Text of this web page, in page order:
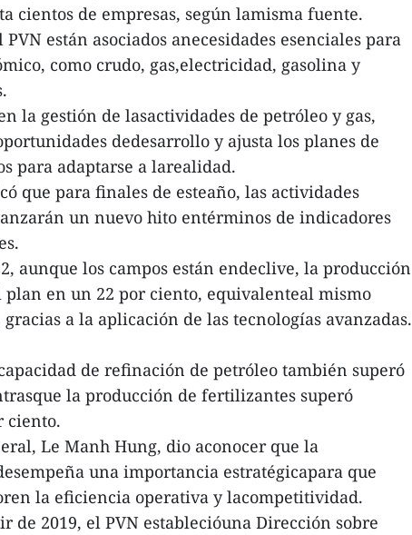
cientos de empresas, según lamisma fuente.
están asociados anecesidades esenciales para
como crudo, gas,electricidad, gasolina y
la gestión de lasactividades de petróleo y gas,
dedesarrollo y ajusta los planes de
para adaptarse a larealidad.
que para finales de esteaño, las actividades
un nuevo hito entérminos de indicadores
aunque los campos están endeclive, la producción
plan en un 22 por ciento, equivalenteal mismo
a la aplicación de las tecnologías avanzadas.
de refinación de petróleo también superó
la producción de fertilizantes superó
ciento.
Le Manh Hung, dio aconocer que la
una importancia estratégicapara que
la eficiencia operativa y lacompetitividad.
de 2019, el PVN establecióuna Dirección sobre